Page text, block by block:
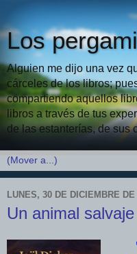
Los
Alguien me dijo una vez
cárceles de los libros;
compartiendo aquellos
libros a través de tus
de las estanterías, de sus
LUNES, 30 DE DICIEMBRE DE
Un animal